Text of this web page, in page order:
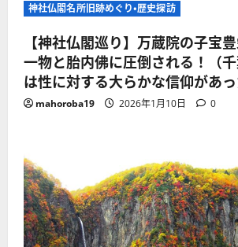
神社仏閣名所旧跡めぐり・歴史探訪
【神社仏閣巡り】万蔵院の子宝
一物と胎内佛に圧倒される！（
は性に対する大らかな信仰があっ
mahoroba19 2026年1月10日 0